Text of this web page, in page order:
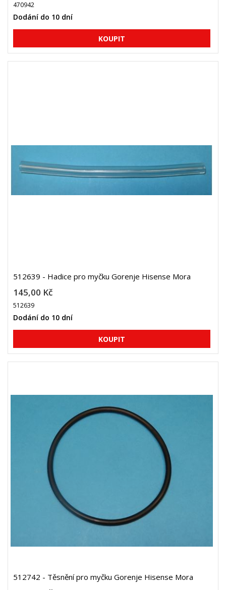
470942
Dodání do 10 dní
512639 - Hadice pro myčku Gorenje Hisense Mora
145,00 Kč
512639
Dodání do 10 dní
512742 - Těsnění pro myčku Gorenje Hisense Mora